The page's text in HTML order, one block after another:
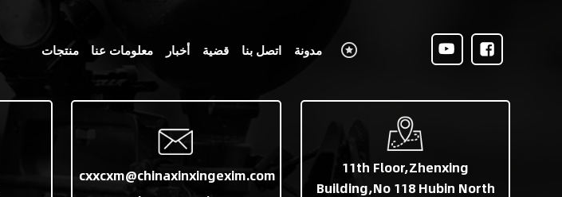
منتجات معلومات عنا أخبار قضية اتصل بنا مدونة
cxxcxm@chinaxinxingexim.com
11th Floor,Zhenxing
Building,No 118 Hubin North